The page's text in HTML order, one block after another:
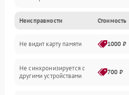
Механические повреждения
Электрика
Связь
Неисправности Стоимость
Не видит карту памяти 1000 ₽
Не синхронизируется с
другими устройствами
700 ₽